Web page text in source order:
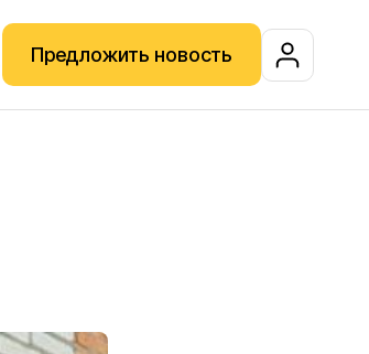
Предложить новость